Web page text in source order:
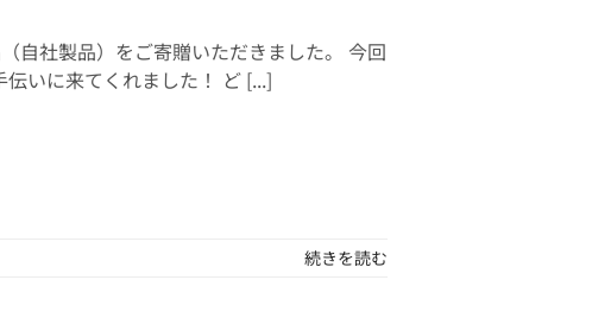
自社製品）をご寄贈いただきました。 今回
いに来てくれました！ ど [...]
続きを読む